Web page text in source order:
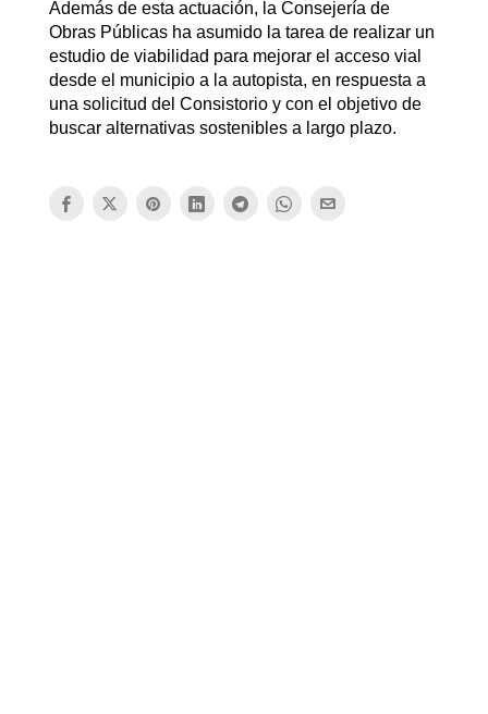
Además de esta actuación, la Consejería de
Obras Públicas ha asumido la tarea de realizar un
estudio de viabilidad para mejorar el acceso vial
desde el municipio a la autopista, en respuesta a
una solicitud del Consistorio y con el objetivo de
buscar alternativas sostenibles a largo plazo.